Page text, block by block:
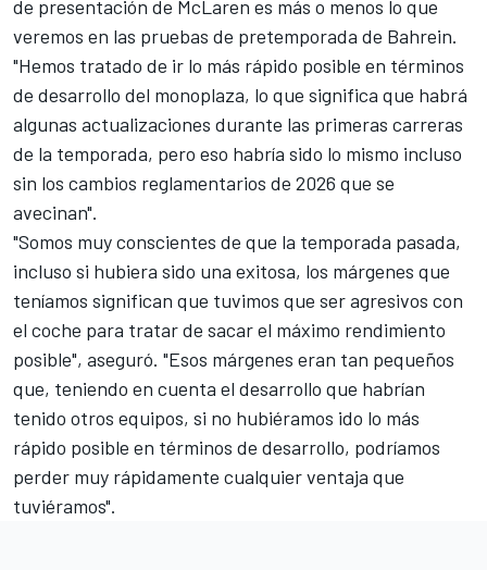
de presentación de McLaren es más o menos lo que
veremos en las pruebas de pretemporada de Bahrein.
"Hemos tratado de ir lo más rápido posible en términos
de desarrollo del monoplaza, lo que significa que habrá
algunas actualizaciones durante las primeras carreras
de la temporada, pero eso habría sido lo mismo incluso
sin los cambios reglamentarios de 2026 que se
avecinan".
"Somos muy conscientes de que la temporada pasada,
incluso si hubiera sido una exitosa, los márgenes que
teníamos significan que tuvimos que ser agresivos con
el coche para tratar de sacar el máximo rendimiento
posible", aseguró. "Esos márgenes eran tan pequeños
que, teniendo en cuenta el desarrollo que habrían
tenido otros equipos, si no hubiéramos ido lo más
rápido posible en términos de desarrollo, podríamos
perder muy rápidamente cualquier ventaja que
tuviéramos".